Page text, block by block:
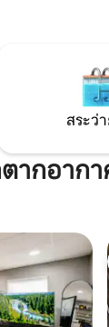
สุดเพ
ยอร์กตอน
สระว่
ากอากา